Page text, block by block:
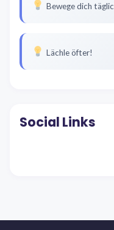
Bewege dich
Lächle öfter!
Social Links